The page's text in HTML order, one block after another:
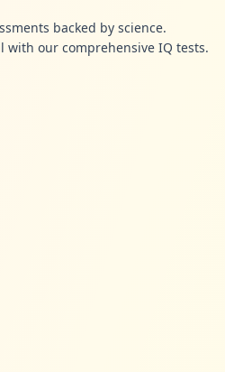
backed by science.
with our comprehensive IQ tests.